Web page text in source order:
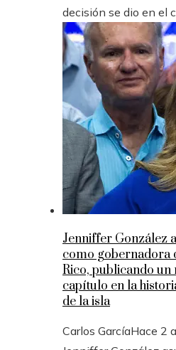
decisión se dio en el
Jenniffer González
como gobernadora
Rico, publicando un
capítulo en la
de la isla
Carlos GarcíaHace 2